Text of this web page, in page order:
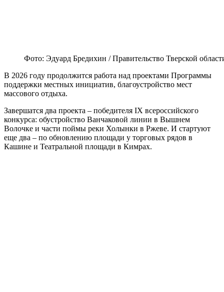
Фото: Эдуард Бредихин / Правительство Тверской
В 2026 году продолжится работа над проектами Программы
поддержки местных инициатив, благоустройство мест
массового отдыха.
Завершатся два проекта – победителя IX всероссийского
конкурса: обустройство Ванчаковой линии в Вышнем
Волочке и части поймы реки Холынки в Ржеве. И стартуют
еще два – по обновлению площади у торговых рядов в
Кашине и Театральной площади в Кимрах.